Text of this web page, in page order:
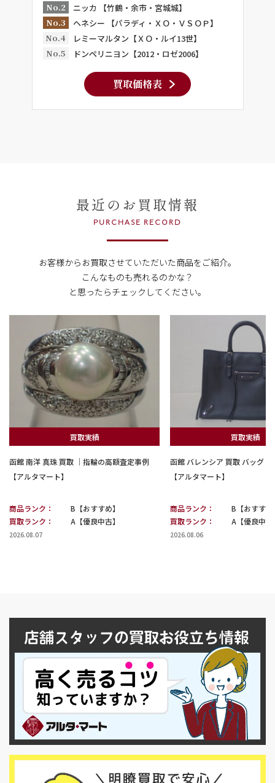
No.2
ニッカ 【竹鶴・余市・宮城城】
No.3
ヘネシー 【パラディ・ＸＯ・ＶＳＯＰ】
No.4
レミーマルタン【ＸＯ・ルイ13世】
No.5
ドンペリニヨン【2012・ロゼ2006】
買取価格表
最近のお買取情報
PURCHASE RECORD
お客様からお買取させていただいた商品をご紹介。
こんなものも売れるのかな？
と思ったらチェックしてください。
買取実績
函館 南洋 真珠 買取 ｜指輪の高額査定事例
【アルタマート】
商品ランク：
B【おすすめ】
買取ランク：
A【優良中古】
2026.08.07
買取実績
函館 バレンシア 買取 バッグ｜
【アルタマート】
商品ランク：
B【おすすめ
買取ランク：
A【優良中古
2026.08.06